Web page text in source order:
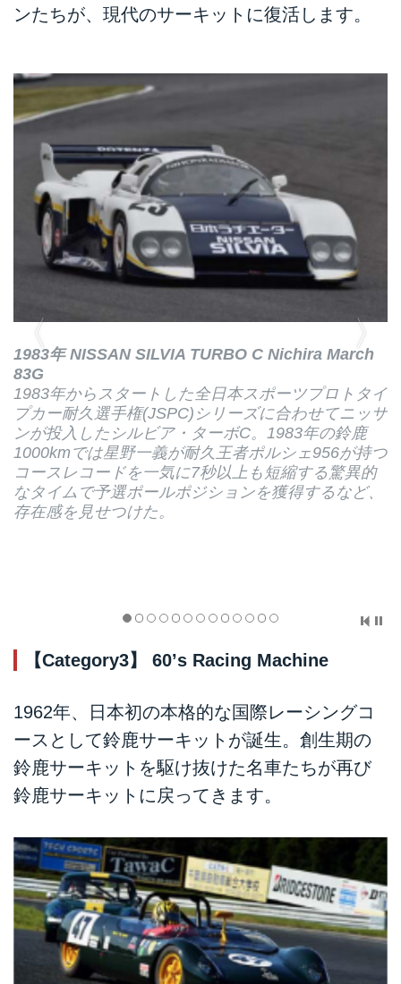
ンたちが、現代のサーキットに復活します。
1983年 NISSAN SILVIA TURBO C Nichira March
83G
1983年からスタートした全日本スポーツプロトタイ
プカー耐久選手権(JSPC)シリーズに合わせてニッサ
ンが投入したシルビア・ターボC。1983年の鈴鹿
1000kmでは星野一義が耐久王者ポルシェ956が持つ
コースレコードを一気に7秒以上も短縮する驚異的
なタイムで予選ポールポジションを獲得するなど、
存在感を見せつけた。
【Category3】 60’s Racing Machine
1962年、日本初の本格的な国際レーシングコ
ースとして鈴鹿サーキットが誕生。創生期の
鈴鹿サーキットを駆け抜けた名車たちが再び
鈴鹿サーキットに戻ってきます。